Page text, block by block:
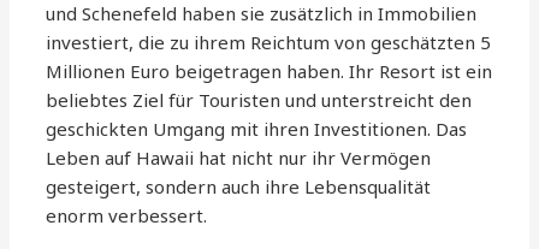
und Schenefeld haben sie zusätzlich in Immobilien
investiert, die zu ihrem Reichtum von geschätzten 5
Millionen Euro beigetragen haben. Ihr Resort ist ein
beliebtes Ziel für Touristen und unterstreicht den
geschickten Umgang mit ihren Investitionen. Das
Leben auf Hawaii hat nicht nur ihr Vermögen
gesteigert, sondern auch ihre Lebensqualität
enorm verbessert.